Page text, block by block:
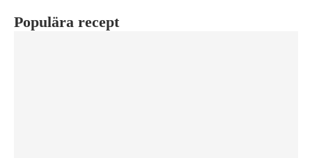
Populära recept